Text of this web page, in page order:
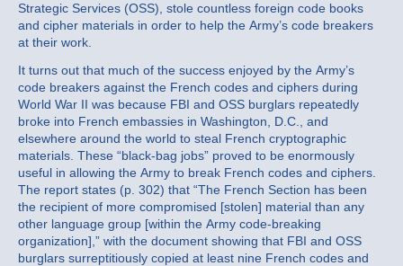
Strategic Services (OSS), stole countless foreign code books
and cipher materials in order to help the Army’s code breakers
at their work.
It turns out that much of the success enjoyed by the Army’s
code breakers against the French codes and ciphers during
World War II was because FBI and OSS burglars repeatedly
broke into French embassies in Washington, D.C., and
elsewhere around the world to steal French cryptographic
materials. These “black-bag jobs” proved to be enormously
useful in allowing the Army to break French codes and ciphers.
The report states (p. 302) that “The French Section has been
the recipient of more compromised [stolen] material than any
other language group [within the Army code-breaking
organization],” with the document showing that FBI and OSS
burglars surreptitiously copied at least nine French codes and